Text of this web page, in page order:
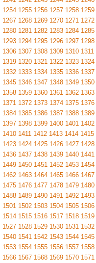
1254 1255 1256 1257 1258 1259
1267 1268 1269 1270 1271 1272
1280 1281 1282 1283 1284 1285
1293 1294 1295 1296 1297 1298
1306 1307 1308 1309 1310 1311
1319 1320 1321 1322 1323 1324
1332 1333 1334 1335 1336 1337
1345 1346 1347 1348 1349 1350
1358 1359 1360 1361 1362 1363
1371 1372 1373 1374 1375 1376
1384 1385 1386 1387 1388 1389
1397 1398 1399 1400 1401 1402
1410 1411 1412 1413 1414 1415
1423 1424 1425 1426 1427 1428
1436 1437 1438 1439 1440 1441
1449 1450 1451 1452 1453 1454
1462 1463 1464 1465 1466 1467
1475 1476 1477 1478 1479 1480
1488 1489 1490 1491 1492 1493
1501 1502 1503 1504 1505 1506
1514 1515 1516 1517 1518 1519
1527 1528 1529 1530 1531 1532
1540 1541 1542 1543 1544 1545
1553 1554 1555 1556 1557 1558
1566 1567 1568 1569 1570 1571